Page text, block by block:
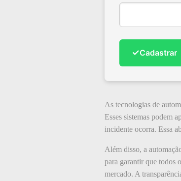
✓Cadastrar
As tecnologias de
Esses sistemas podem
incidente ocorra. Essa
Além disso, a
para garantir que todos
mercado. A